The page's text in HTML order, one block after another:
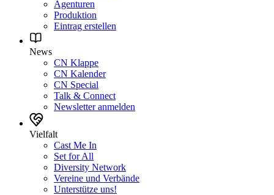
Agenturen
Produktion
Eintrag erstellen
News
CN Klappe
CN Kalender
CN Special
Talk & Connect
Newsletter anmelden
Vielfalt
Cast Me In
Set for All
Diversity Network
Vereine und Verbände
Unterstütze uns!